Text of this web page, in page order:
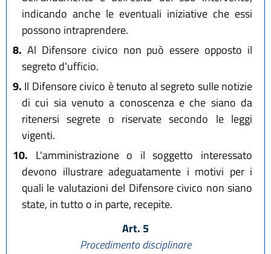
indicando anche le eventuali iniziative che essi
possono intraprendere.
8. Al Difensore civico non può essere opposto il
segreto d'ufficio.
9. Il Difensore civico è tenuto al segreto sulle notizie
di cui sia venuto a conoscenza e che siano da
ritenersi segrete o riservate secondo le leggi
vigenti.
10. L'amministrazione o il soggetto interessato
devono illustrare adeguatamente i motivi per i
quali le valutazioni del Difensore civico non siano
state, in tutto o in parte, recepite.
Art. 5
Procedimento disciplinare